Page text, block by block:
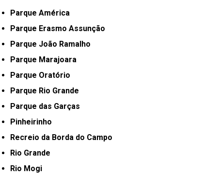
Parque América
Parque Erasmo Assunção
Parque João Ramalho
Parque Marajoara
Parque Oratório
Parque Rio Grande
Parque das Garças
Pinheirinho
Recreio da Borda do Campo
Rio Grande
Rio Mogi